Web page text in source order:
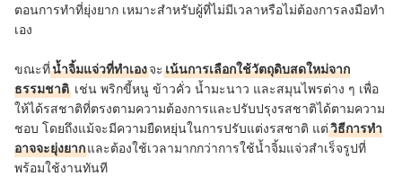
ตอนการทำที่ยุ่งยาก เหมาะสำหรับผู้ที่ไม่มีเวลาหรือไม่ต้องการลงมือทำ
เอง
ขณะที่น้ำจิ้มแจ่วที่ทำเองจะเน้นการเลือกใช้วัตถุดิบสดใหม่จาก
ธรรมชาติ เช่น พริกขี้หนู ข้าวคั่ว น้ำมะนาว และสมุนไพรต่าง ๆ เพื่อ
ให้ได้รสชาติที่ตรงตามความต้องการและปรับปรุงรสชาติได้ตามความ
ชอบ โดยถึงแม้จะมีความยืดหยุ่นในการปรับแต่งรสชาติ แต่วิธีการทำ
อาจจะยุ่งยากและต้องใช้เวลามากกว่าการใช้น้ำจิ้มแจ่วสำเร็จรูปที่
พร้อมใช้งานทันที